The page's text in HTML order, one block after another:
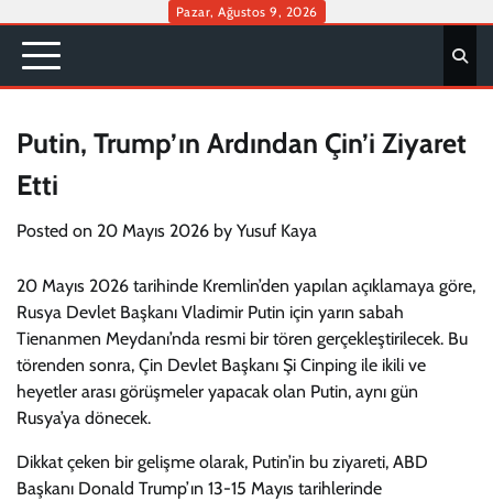
content
Pazar, Ağustos 9, 2026
Putin, Trump’ın Ardından Çin’i Ziyaret
Etti
Posted on 20 Mayıs 2026 by Yusuf Kaya
20 Mayıs 2026 tarihinde Kremlin’den yapılan açıklamaya göre,
Rusya Devlet Başkanı Vladimir Putin için yarın sabah
Tienanmen Meydanı’nda resmi bir tören gerçekleştirilecek. Bu
törenden sonra, Çin Devlet Başkanı Şi Cinping ile ikili ve
heyetler arası görüşmeler yapacak olan Putin, aynı gün
Rusya’ya dönecek.
Dikkat çeken bir gelişme olarak, Putin’in bu ziyareti, ABD
Başkanı Donald Trump’ın 13-15 Mayıs tarihlerinde